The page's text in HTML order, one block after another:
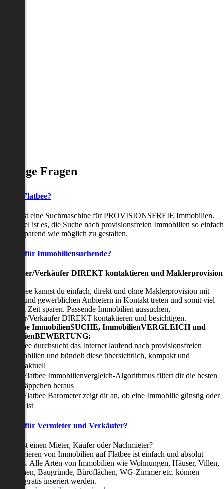
Fragen
ist Flatbee?
ist eine Suchmaschine für PROVISIONSFREIE Immobilien.
Ziel ist es, die Suche nach provisionsfreien Immobilien so einfach
zeitsparend wie möglich zu gestalten.
für Immobiliensuchende?
Verkäufer DIREKT kontaktieren und Maklerprovision
Flatbee kannst du einfach, direkt und ohne Maklerprovision mit
und gewerblichen Anbietern in Kontakt treten und somit viel
und Zeit sparen. Passende Immobilien aussuchen,
Verkäufer DIREKT kontaktieren und besichtigen.
in-one ImmobilienSUCHE, ImmobilienVERGLEICH und
Flatbee durchsucht das Internet laufend nach provisionsfreien
Immobilien und bündelt diese übersichtlich, kompakt und
tagesaktuell
Der Flatbee Immobilienvergleich-Algorithmus filtert dir die besten
Schnäppchen heraus
Der Flatbee Barometer zeigt dir an, ob eine Immobilie günstig oder
teuer ist
für Vermieter und Verkäufer?
suchst einen Mieter, Käufer oder Nachmieter?
Inserieren von Immobilien auf Flatbee ist einfach und absolut
Alle Arten von Immobilien wie Wohnungen, Häuser, Villen,
Baugründe, Büroflächen, WG-Zimmer etc. können
gratis inseriert werden.